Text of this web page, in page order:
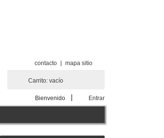
contacto mapa sitio
Carrito: vacío
Bienvenido Entrar